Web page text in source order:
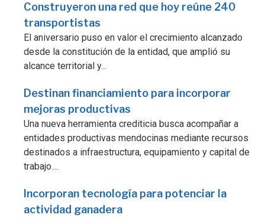
Construyeron una red que hoy reúne 240
transportistas
El aniversario puso en valor el crecimiento alcanzado
desde la constitución de la entidad, que amplió su
alcance territorial y...
Destinan financiamiento para incorporar
mejoras productivas
Una nueva herramienta crediticia busca acompañar a
entidades productivas mendocinas mediante recursos
destinados a infraestructura, equipamiento y capital de
trabajo....
Incorporan tecnología para potenciar la
actividad ganadera